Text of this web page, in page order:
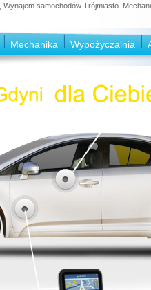
samochodów Trójmiasto.
Mechanika Wypożyczalnia